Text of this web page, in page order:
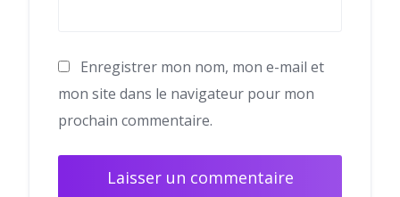
Enregistrer mon nom, mon e-mail et
mon site dans le navigateur pour mon
prochain commentaire.